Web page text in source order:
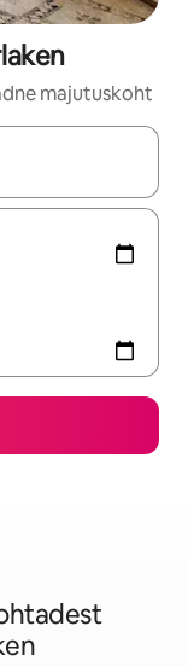
majutuskoht
või